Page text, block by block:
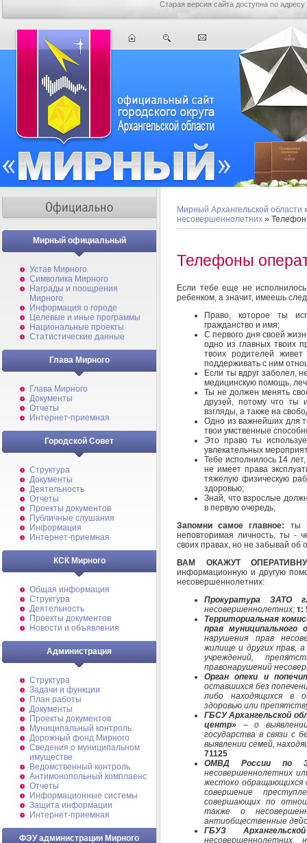
Старая версия сайта доступна по адресу
Мирный официальный
Устав Мирного
Символика Мирного
Награды и поощрения
Мирного
Информация о городе
Целевые и иные программы
Национальные проекты
Статистические данные
Глава Мирного
Глава Мирного
Документы
Отчеты
Интернет-приемная
Городской Совет
Структура
Документы
Деятельность
Отчеты
Проекты документов
Публичные слушания
Информация
Интернет-приемная
КСК Мирного
Общая информация
Структура
Деятельность
Проекты документов
Новости и объявления
Администрация
Структура
Задачи и функции
План работы
Документы
Проекты документов
Муниципальный контроль
Дорожный фонд Мирного
Cведения о муниципальном
имуществе
Ведомственный контроль
Антимонопольный комплаенс
Отчеты
Информационные системы
Защита информации
Интернет-приемная
ФЭУ администрации Мирного
Мирный Архангельской области
несовершеннолетних »
Телефоны
Если тебе еще не
ребенком, а значит, имеешь
Право, которое ты
гражданство и имя;
С первого дня своей
одно из главных твоих
твоих родителей
поддерживать с ним
Если ты вдруг заболел,
медицинскую помощь,
Ты не должен менять
друзей, потому что ты
взгляды, а также на
Одно из важнейших для
твои умственные
Это право ты
увлекательных
Тебе исполнилось 14
не имеет права
тяжелую физическую
здоровью;
Знай, что взрослые
в первую очередь;
Запомни самое главное:
ты
неповторимая личность, ты -
своих правах, но не забывай об
ВАМ ОКАЖУТ
информационную и другую
несовершеннолетних:
Прокуратура ЗАТО
несовершеннолетних; т:
Территориальная
прав муниципального
нарушения прав
жилище и других прав,
учреждений,
правонарушений
Орган опеки и
оставшихся без
либо находящихся в
здоровью или
ГБСУ Архангельской
центр» – о
государства в связи с
выявлении семей,
71125
ОМВД России по
несовершеннолетних
жестоко обращающихся
совершение
совершающих по
также о
антиобщественные
ГБУЗ
несовершеннолетних,